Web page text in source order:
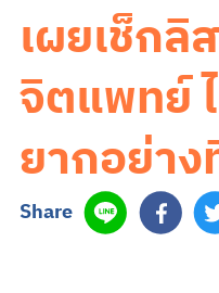
บริการของเรา
บริการสำหรับผู้ป่วยน
ศูนย์รักษาโรคซึมเศร้
การบำบัด
บริการสำหรับผู้ป่วยใน
อาการและการรักษา
ซึมเศร้า
วิตกกังวล
จิตเภท
อารมณ์สองขั้ว
สมองเสื่อม
ออทิสติก หรือภาวะออ
สมาธิสั้น
โรคแพนิค
ภาวะเครียดหลังเผชิ
ข้อมูลสุขภาพ
ข้อมูลสุขภาพจิต
แบบทดสอบสุขภาพจิต
ข่าวสารและบริการ
ค้นหาแพทย์
เผยเช็ก
จิตแพทย์
ยากอย่า
Share